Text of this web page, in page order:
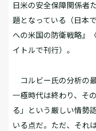
日米の安全保障関係者
題となっている（日本
への米国の防衛戦略』
イトルで刊行）。
コルビー氏の分析の
一極時代は終わり、そ
る」という厳しい情勢
いる点だ。ただ、それ